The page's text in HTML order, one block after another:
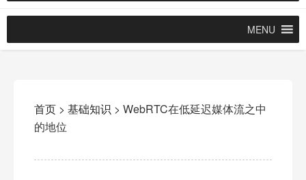
MENU
首页 > 基础知识 > WebRTC在低延迟媒体流之中
的地位